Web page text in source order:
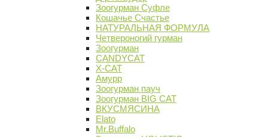
Зоогурман Суфле
Кошачье Счастье
НАТУРАЛЬНАЯ ФОРМУЛА
Четвероногий гурман
Зоогурман
CANDYCAT
X-CAT
Амурр
Зоогурман пауч
Зоогурман BIG CAT
ВКУСМЯСИНА
Elato
Mr.Buffalo